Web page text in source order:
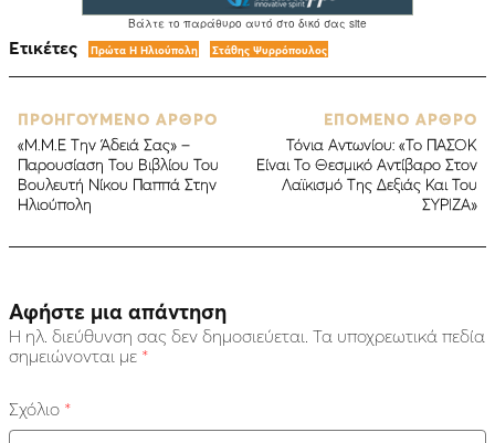
Ετικέτες Πρώτα Η Ηλιούπολη Στάθης Ψυρρόπουλος
ΠΡΟΗΓΟΥΜΕΝΟ ΑΡΘΡΟ
«M.M.E Την Άδειά Σας» –
Παρουσίαση Του Βιβλίου Του
Βουλευτή Νίκου Παππά Στην
Ηλιούπολη
ΕΠΟΜΕΝΟ ΑΡΘΡΟ
Τόνια Αντωνίου: «To ΠΑΣΟΚ
Είναι Το Θεσμικό Αντίβαρο Στον
Λαϊκισμό Της Δεξιάς Και Του
ΣΥΡΙΖΑ»
Αφήστε μια απάντηση
Η ηλ. διεύθυνση σας δεν δημοσιεύεται. Τα υποχρεωτικά πεδία
σημειώνονται με *
Σχόλιο *